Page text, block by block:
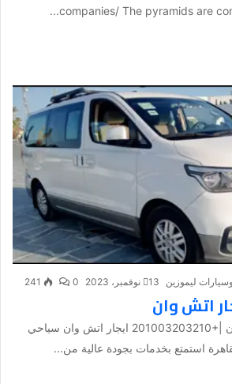
companies/ The pyramids are
ليموزين 13 نوفمبر، 2023 0
241
اتش وان
ايجار هيونداي اتش وان |+201003203210 ايجار اتش وان سياحي
استمتع بخدمات بجودة عالية من...